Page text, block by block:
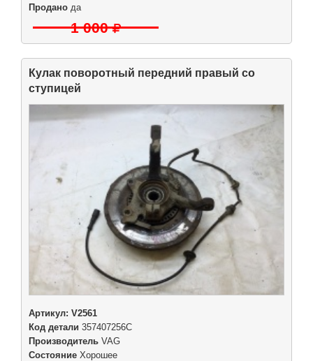
Продано да
1 000
Кулак поворотный передний правый со
ступицей
Артикул: V2561
Код детали 357407256C
Производитель VAG
Состояние Хорошее